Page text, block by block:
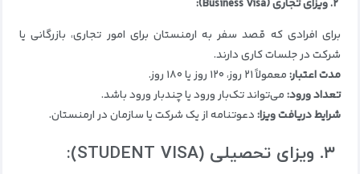
برای افرادی که قصد سفر به ارمنستان برای امور تجاری، بازرگانی یا
شرکت در جلسات کاری دارند.
مدت اعتبار:معمولاً ۲۱ روز، ۱۲۰ روز یا ۱۸۰ روز.
تعداد ورود:می‌تواند تک‌بار ورود یا چندبار ورود باشد.
شرایط دریافت ویزا:دعوتنامه از یک شرکت یا سازمان در ارمنستان.